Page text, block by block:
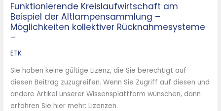
Funktionierende Kreislaufwirtschaft am
Beispiel der Altlampensammlung –
Möglichkeiten kollektiver Rücknahmesysteme
–
ETK
Sie haben keine gültige Lizenz, die Sie berechtigt auf
diesen Beitrag zuzugreifen. Wenn Sie Zugriff auf diesen und
andere Artikel unserer Wissensplattform wünschen, dann
erfahren Sie hier mehr: Lizenzen.
Funktionierende
Kreislaufwirtschaft
am
der
Altlampensammlung
–
Möglichkeiten
kollektiver